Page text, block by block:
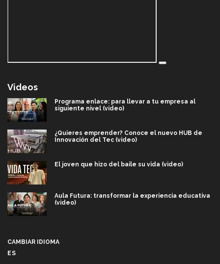
Videos
Programa enlace: para llevar a tu empresa al
siguiente nivel (video)
¿Quieres emprender? Conoce el nuevo HUB de
Innovación del Tec (video)
El joven que hizo del baile su vida (video)
Aula Futura: transformar la experiencia educativa
(video)
CAMBIAR IDIOMA
ES